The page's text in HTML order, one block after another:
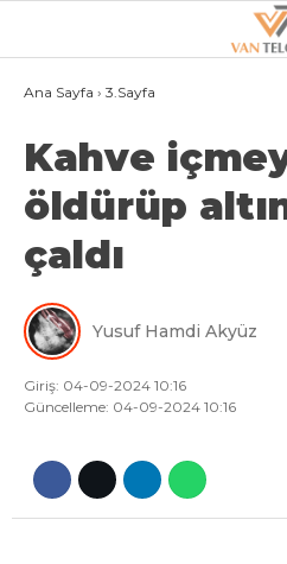
GALERİ
VAN
BÖLGE
GÜNDEM
SPOR
MAGAZIN
Ana Sayfa › 3.Sayfa
Kahve
öldürüp
çaldı
Yusuf Hamdi Akyüz
Giriş: 04-09-2024 10:16
Güncelleme: 04-09-2024 10:16